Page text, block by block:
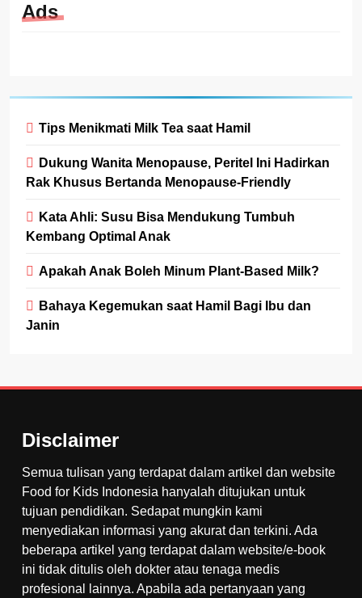
Ads
Tips Menikmati Milk Tea saat Hamil
Dukung Wanita Menopause, Peritel Ini Hadirkan
Rak Khusus Bertanda Menopause-Friendly
Kata Ahli: Susu Bisa Mendukung Tumbuh
Kembang Optimal Anak
Apakah Anak Boleh Minum Plant-Based Milk?
Bahaya Kegemukan saat Hamil Bagi Ibu dan
Janin
Disclaimer
Semua tulisan yang terdapat dalam artikel dan website
Food for Kids Indonesia hanyalah ditujukan untuk
tujuan pendidikan. Sedapat mungkin kami
menyediakan informasi yang akurat dan terkini. Ada
beberapa artikel yang terdapat dalam website/e-book
ini tidak ditulis oleh dokter atau tenaga medis
profesional lainnya. Apabila ada pertanyaan yang